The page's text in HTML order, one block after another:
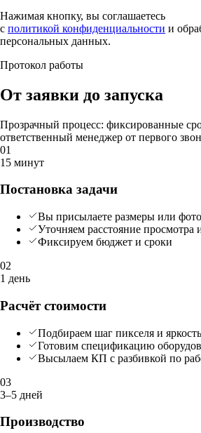
Нажимая кнопку, вы соглашаетесь
с политикой конфиденциальности и
персональных данных.
Протокол работы
От заявки до запуска
Прозрачный процесс: фиксированные
ответственный менеджер от первого
01
15 минут
Постановка задачи
Вы присылаете размеры или
Уточняем расстояние просмотра
Фиксируем бюджет и сроки
02
1 день
Расчёт стоимости
Подбираем шаг пикселя и яркость
Готовим спецификацию
Высылаем КП с разбивкой по
03
3–5 дней
Производство